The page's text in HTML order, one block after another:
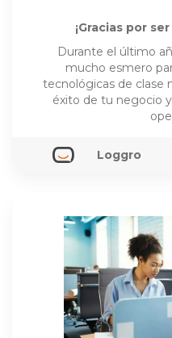
¡Gracias por
Durante el último
mucho esmero
tecnológicas de clase
éxito de tu negocio
Loggro